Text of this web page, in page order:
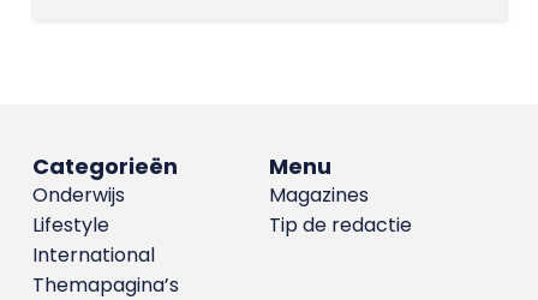
Menu
Magazines
Tip de redactie
Categorieën
Onderwijs
Lifestyle
International
Themapagina’s